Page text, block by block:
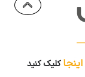
اینجاکلیک کنید